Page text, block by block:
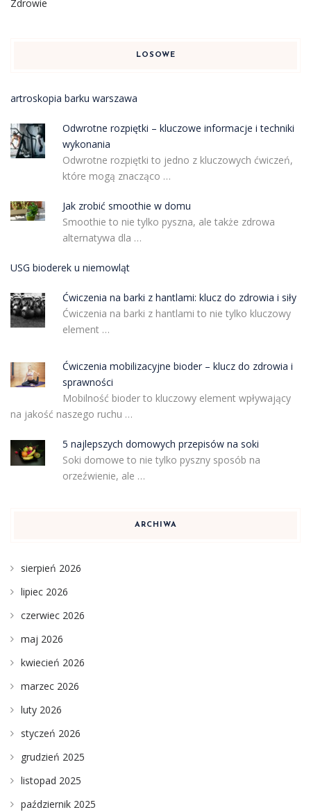
Zdrowie
LOSOWE
artroskopia barku warszawa
Odwrotne rozpiętki – kluczowe informacje i techniki
wykonania
Odwrotne rozpiętki to jedno z kluczowych ćwiczeń,
które mogą znacząco …
Jak zrobić smoothie w domu
Smoothie to nie tylko pyszna, ale także zdrowa
alternatywa dla …
USG bioderek u niemowląt
Ćwiczenia na barki z hantlami: klucz do zdrowia i siły
Ćwiczenia na barki z hantlami to nie tylko kluczowy
element …
Ćwiczenia mobilizacyjne bioder – klucz do zdrowia i
sprawności
Mobilność bioder to kluczowy element wpływający
na jakość naszego ruchu …
5 najlepszych domowych przepisów na soki
Soki domowe to nie tylko pyszny sposób na
orzeźwienie, ale …
ARCHIWA
sierpień 2026
lipiec 2026
czerwiec 2026
maj 2026
kwiecień 2026
marzec 2026
luty 2026
styczeń 2026
grudzień 2025
listopad 2025
październik 2025